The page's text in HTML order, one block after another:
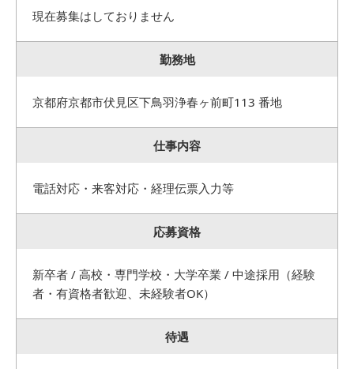
現在募集はしておりません
勤務地
京都府京都市伏見区下鳥羽浄春ヶ前町113 番地
仕事内容
電話対応・来客対応・経理伝票入力等
応募資格
新卒者 / 高校・専門学校・大学卒業 / 中途採用（経験
者・有資格者歓迎、未経験者OK）
待遇